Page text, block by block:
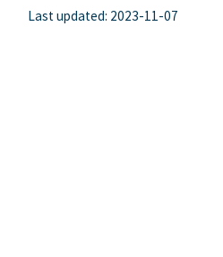
Last updated: 2023-11-07